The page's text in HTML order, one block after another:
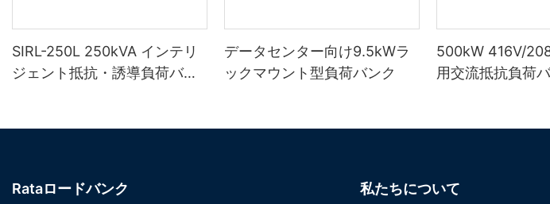
SIRL-250L 250kVA インテリ
ジェント抵抗・誘導負荷バン
データセンター向け9.5kWラ
ックマウント型負荷バンク
500kW 416V/
用交流抵抗負荷
Rataロードバンク 私たちについて